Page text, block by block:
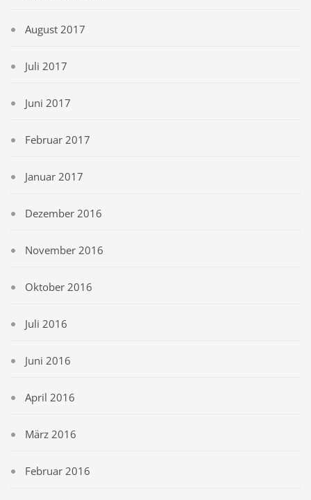
August 2017
Juli 2017
Juni 2017
Februar 2017
Januar 2017
Dezember 2016
November 2016
Oktober 2016
Juli 2016
Juni 2016
April 2016
März 2016
Februar 2016